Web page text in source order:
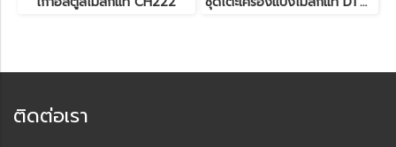
ติดต่อเรา